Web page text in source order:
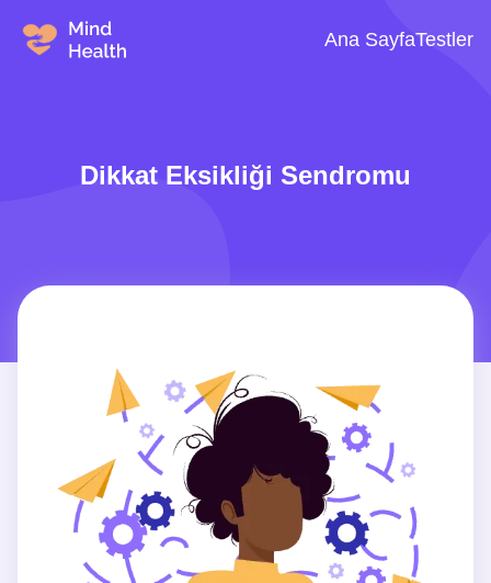
Ana SayfaTestler
Dikkat Eksikliği Sendromu